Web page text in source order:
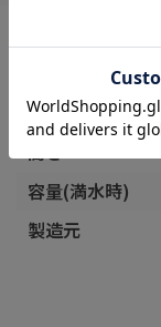
飲み口の直径
容量(満水時)
製造元